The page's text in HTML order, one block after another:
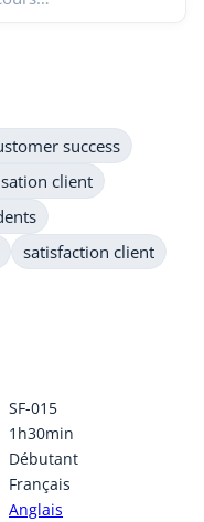
success
client
satisfaction client
SF-015
1h30min
Débutant
Français
Anglais